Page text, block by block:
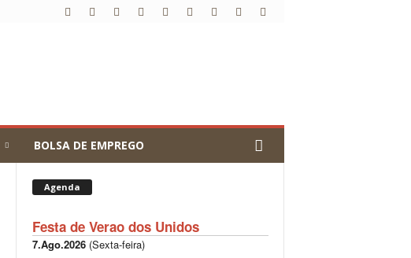
BOLSA DE EMPREGO
Agenda
Festa de Verao dos Unidos
7.Ago.2026(Sexta-feira)